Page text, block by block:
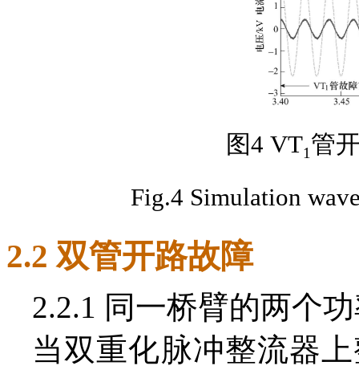
图4 VT1管
Fig.4 Simulation
2.2 双管开路故障
2.2.1 同一桥臂的两个
当双重化脉冲整流器